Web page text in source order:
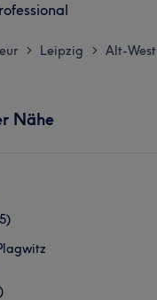
> Leipzig > Alt-West
Nähe